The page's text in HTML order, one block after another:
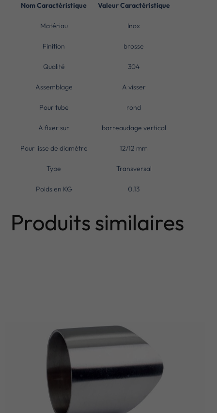
Nom Caractéristique Valeur Caractéristique
Matériau Inox
Finition brosse
Qualité 304
Assemblage A visser
Pour tube rond
A fixer sur barreaudage vertical
Pour lisse de diamètre 12/12 mm
Type Transversal
Poids en KG 0.13
Produits similaires